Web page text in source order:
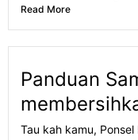
Read More
Panduan
Tau kah kamu,